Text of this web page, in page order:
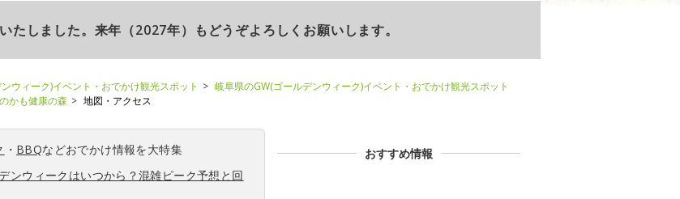
たしました。来年（2027年）もどうぞよろしくお願いします。
ウィーク)イベント・おでかけ観光スポット
岐阜県のGW(ゴールデンウィーク)イベント・おでかけ観光スポット
かも健康の森 地図・アクセス
・ BBQなどおでかけ情報を大特集
ンウィークはいつから？混雑ピーク予想と回
おすすめ情報